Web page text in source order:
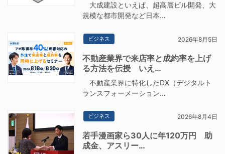
大成建設といえば、超高層ビル開発、大
規模な都市開発など日本…
ビジネス 2026年8月5日
不動産業界で来店率と成約率を上げ
る方法を伝授 いえ…
不動産業界に特化したDX（デジタルト
ランスフォーメーション…
ビジネス 2026年8月4日
若手漫画家ら30人に年120万円 助
成金、アスリー…